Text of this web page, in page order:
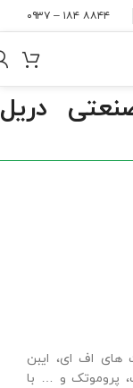
۸۸۴۴ ۱۸۴ – ۰۹۳۷
دریل
های اف ای، ایبن
پروموتک و … با